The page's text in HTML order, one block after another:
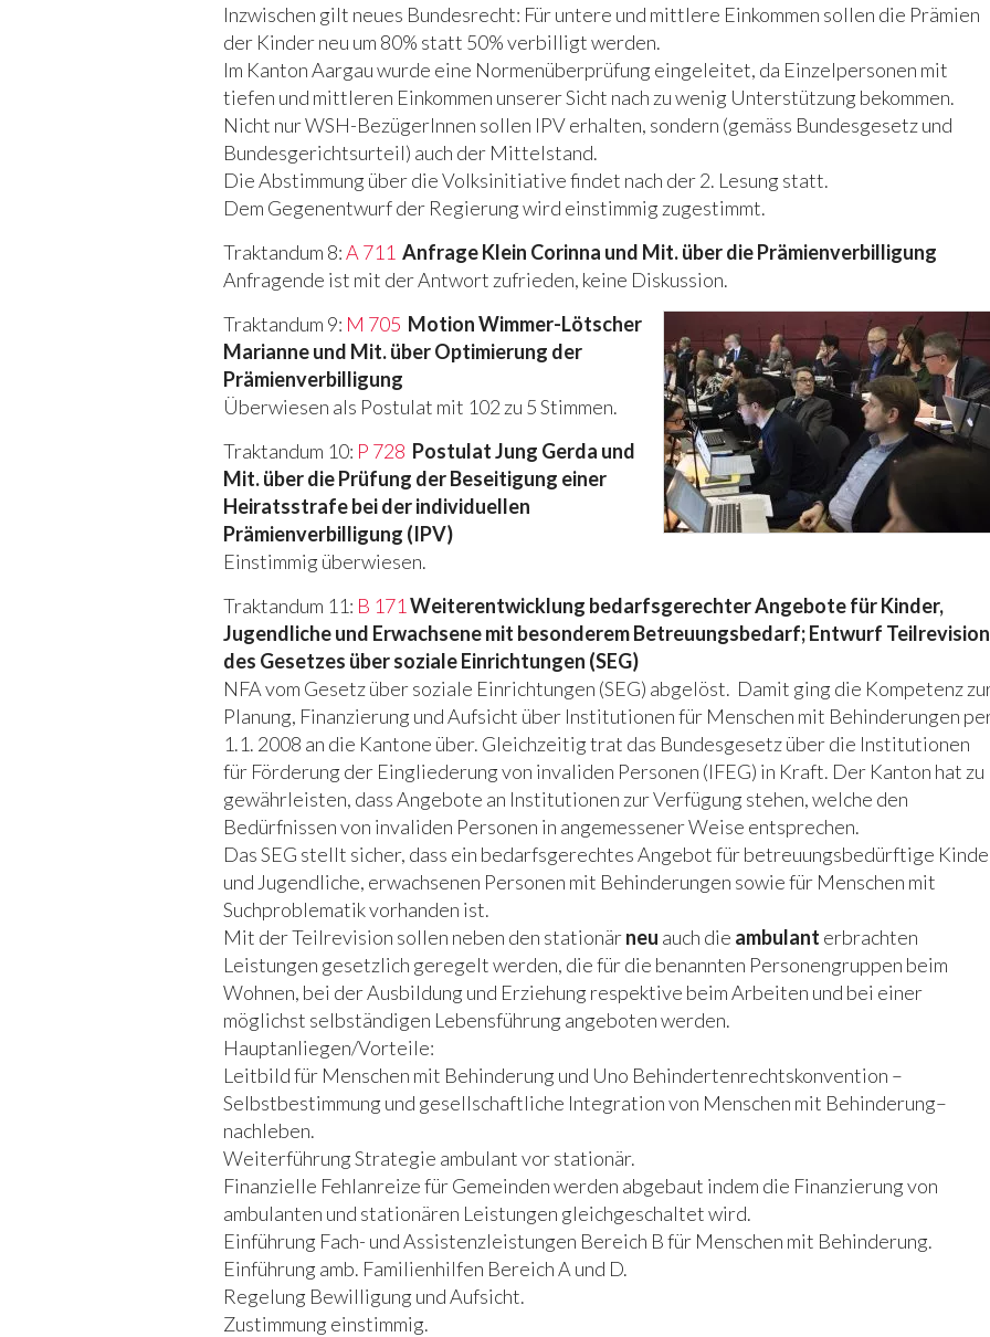
Inzwischen gilt neues Bundesrecht: Für untere und mittlere Einkommen sollen die Prämien
der Kinder neu um 80% statt 50% verbilligt werden.
Im Kanton Aargau wurde eine Normenüberprüfung eingeleitet, da Einzelpersonen mit
tiefen und mittleren Einkommen unserer Sicht nach zu wenig Unterstützung bekommen.
Nicht nur WSH-BezügerInnen sollen IPV erhalten, sondern (gemäss Bundesgesetz und
Bundesgerichtsurteil) auch der Mittelstand.
Die Abstimmung über die Volksinitiative findet nach der 2. Lesung statt.
Dem Gegenentwurf der Regierung wird einstimmig zugestimmt.
Traktandum 8:A 711 Anfrage Klein Corinna und Mit. über die Prämienverbilligung
Anfragende ist mit der Antwort zufrieden, keine Diskussion.
Traktandum 9: M 705 Motion Wimmer-Lötscher
Marianne und Mit. über Optimierung der
Prämienverbilligung
Überwiesen als Postulat mit 102 zu 5 Stimmen.
Traktandum 10: P 728 Postulat Jung Gerda und
Mit. über die Prüfung der Beseitigung einer
Heiratsstrafe bei der individuellen
Prämienverbilligung (IPV)
Einstimmig überwiesen.
Traktandum 11: B 171 Weiterentwicklung bedarfsgerechter Angebote für Kinder,
Jugendliche und Erwachsene mit besonderem Betreuungsbedarf; Entwurf Teilrevision
des Gesetzes über soziale Einrichtungen (SEG)
NFA vom Gesetz über soziale Einrichtungen (SEG) abgelöst. Damit ging die Kompetenz
Planung, Finanzierung und Aufsicht über Institutionen für Menschen mit Behinderungen
1.1. 2008 an die Kantone über. Gleichzeitig trat das Bundesgesetz über die Institutionen
für Förderung der Eingliederung von invaliden Personen (IFEG) in Kraft. Der Kanton hat zu
gewährleisten, dass Angebote an Institutionen zur Verfügung stehen, welche den
Bedürfnissen von invaliden Personen in angemessener Weise entsprechen.
Das SEG stellt sicher, dass ein bedarfsgerechtes Angebot für betreuungsbedürftige
und Jugendliche, erwachsenen Personen mit Behinderungen sowie für Menschen mit
Suchproblematik vorhanden ist.
Mit der Teilrevision sollen neben den stationärneu auch die ambulant erbrachten
Leistungen gesetzlich geregelt werden, die für die benannten Personengruppen beim
Wohnen, bei der Ausbildung und Erziehung respektive beim Arbeiten und bei einer
möglichst selbständigen Lebensführung angeboten werden.
Hauptanliegen/Vorteile:
Leitbild für Menschen mit Behinderung und Uno Behindertenrechtskonvention –
Selbstbestimmung und gesellschaftliche Integration von Menschen mit Behinderung–
nachleben.
Weiterführung Strategie ambulant vor stationär.
Finanzielle Fehlanreize für Gemeinden werden abgebaut indem die Finanzierung von
ambulanten und stationären Leistungen gleichgeschaltet wird.
Einführung Fach- und Assistenzleistungen Bereich B für Menschen mit Behinderung.
Einführung amb. Familienhilfen Bereich A und D.
Regelung Bewilligung und Aufsicht.
Zustimmung einstimmig.